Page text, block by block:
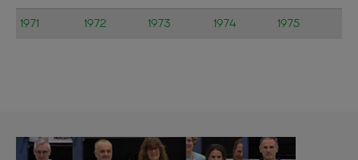
1971 1972 1973 1974 1975